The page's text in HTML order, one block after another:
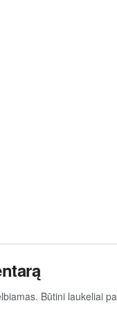
Būtini laukeliai